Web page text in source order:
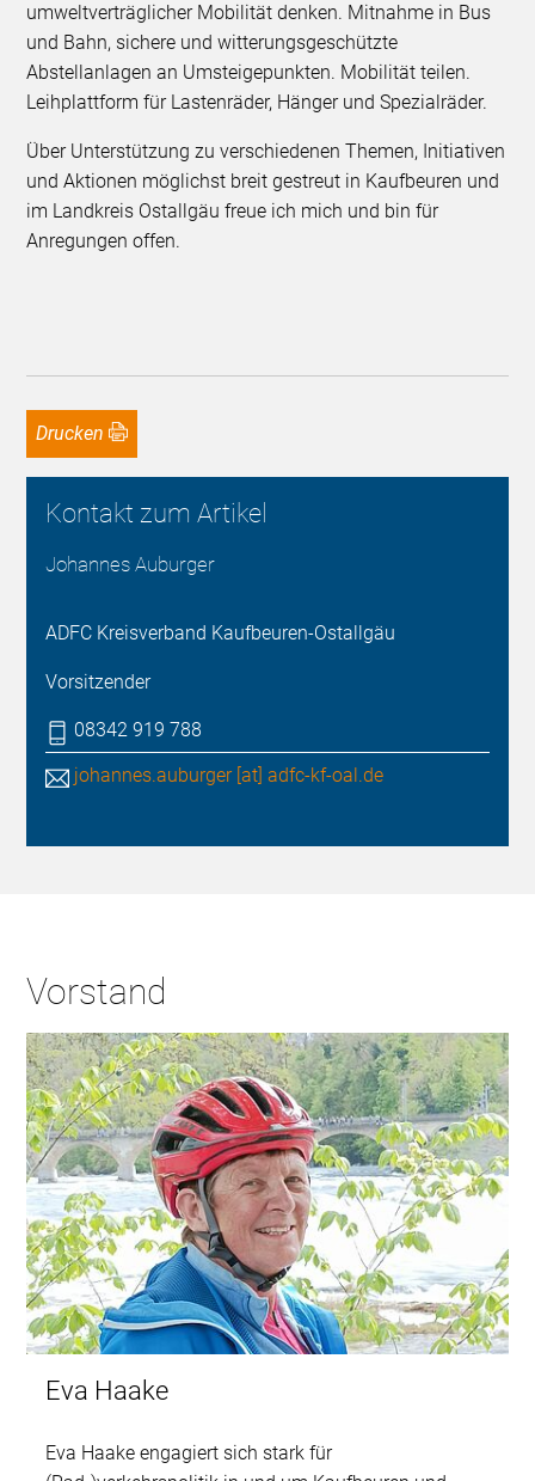
umweltverträglicher Mobilität denken. Mitnahme in Bus
und Bahn, sichere und witterungsgeschützte
Abstellanlagen an Umsteigepunkten. Mobilität teilen.
Leihplattform für Lastenräder, Hänger und Spezialräder.
Über Unterstützung zu verschiedenen Themen, Initiativen
und Aktionen möglichst breit gestreut in Kaufbeuren und
im Landkreis Ostallgäu freue ich mich und bin für
Anregungen offen.
Drucken
Kontakt zum Artikel
Johannes Auburger
ADFC Kreisverband Kaufbeuren-Ostallgäu
Vorsitzender
08342 919 788
johannes.auburger [at] adfc-kf-oal.de
Vorstand
Eva Haake
Eva Haake engagiert sich stark für